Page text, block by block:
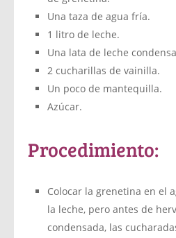
Una taza de agua fría.
1 litro de leche.
Una lata de leche
2 cucharillas de vainilla.
Un poco de mantequilla.
Azúcar.
Procedimiento:
Colocar la grenetina en el
la leche, pero antes de
condensada, las